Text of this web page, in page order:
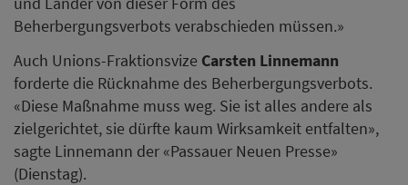
Beherbergungsverbots verabschieden müssen.»
Auch Unions-Fraktionsvize Carsten Linnemann
forderte die Rücknahme des Beherbergungsverbots.
«Diese Maßnahme muss weg. Sie ist alles andere als
zielgerichtet, sie dürfte kaum Wirksamkeit entfalten»,
sagte Linnemann der «Passauer Neuen Presse»
(Dienstag).